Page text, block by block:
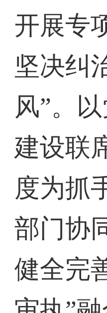
开展专
坚决纠
风”。
建设联
度为抓
部门协
健全完